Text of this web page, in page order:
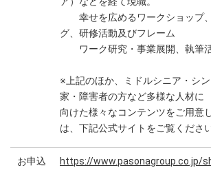
幸せを広めるワークショップ
グ、研修活動及びフレーム
ワーク研究・事業展開、執筆活
※上記のほか、ミドルシニア・シ
家・障害者の方など多様な人材に
向けた様々なコンテンツをご用意
は、下記公式サイトをご覧ください
お申込
https://www.pasonagroup.co.jp/